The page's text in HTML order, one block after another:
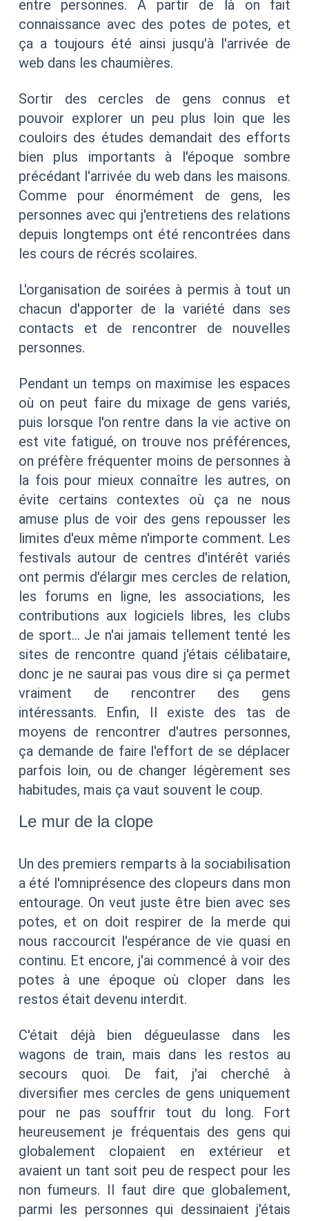
entre personnes. À partir de là on fait
connaissance avec des potes de potes, et
ça a toujours été ainsi jusqu'à l'arrivée de
web dans les chaumières.
Sortir des cercles de gens connus et
pouvoir explorer un peu plus loin que les
couloirs des études demandait des efforts
bien plus importants à l'époque sombre
précédant l'arrivée du web dans les maisons.
Comme pour énormément de gens, les
personnes avec qui j'entretiens des relations
depuis longtemps ont été rencontrées dans
les cours de récrés scolaires.
L'organisation de soirées à permis à tout un
chacun d'apporter de la variété dans ses
contacts et de rencontrer de nouvelles
personnes.
Pendant un temps on maximise les espaces
où on peut faire du mixage de gens variés,
puis lorsque l'on rentre dans la vie active on
est vite fatigué, on trouve nos préférences,
on préfère fréquenter moins de personnes à
la fois pour mieux connaître les autres, on
évite certains contextes où ça ne nous
amuse plus de voir des gens repousser les
limites d'eux même n'importe comment. Les
festivals autour de centres d'intérêt variés
ont permis d'élargir mes cercles de relation,
les forums en ligne, les associations, les
contributions aux logiciels libres, les clubs
de sport… Je n'ai jamais tellement tenté les
sites de rencontre quand j'étais célibataire,
donc je ne saurai pas vous dire si ça permet
vraiment de rencontrer des gens
intéressants. Enfin, Il existe des tas de
moyens de rencontrer d'autres personnes,
ça demande de faire l'effort de se déplacer
parfois loin, ou de changer légèrement ses
habitudes, mais ça vaut souvent le coup.
Le mur de la clope
Un des premiers remparts à la sociabilisation
a été l'omniprésence des clopeurs dans mon
entourage. On veut juste être bien avec ses
potes, et on doit respirer de la merde qui
nous raccourcit l'espérance de vie quasi en
continu. Et encore, j'ai commencé à voir des
potes à une époque où cloper dans les
restos était devenu interdit.
C'était déjà bien dégueulasse dans les
wagons de train, mais dans les restos au
secours quoi. De fait, j'ai cherché à
diversifier mes cercles de gens uniquement
pour ne pas souffrir tout du long. Fort
heureusement je fréquentais des gens qui
globalement clopaient en extérieur et
avaient un tant soit peu de respect pour les
non fumeurs. Il faut dire que globalement,
parmi les personnes qui dessinaient j'étais